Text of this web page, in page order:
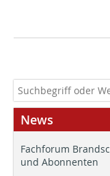
News
Fachforum
und Abonnenten